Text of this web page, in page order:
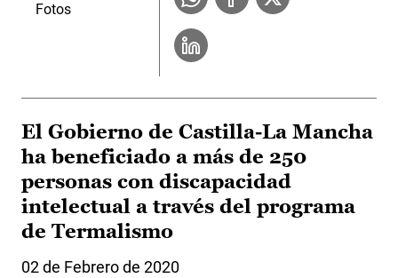
Fotos
El Gobierno de Castilla-La Mancha
ha beneficiado a más de 250
personas con discapacidad
intelectual a través del programa
de Termalismo
02 de Febrero de 2020